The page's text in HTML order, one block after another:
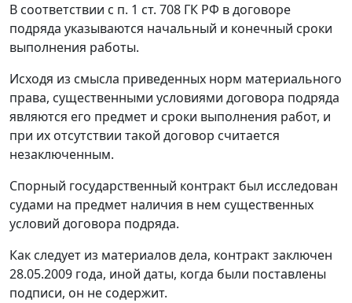
В соответствии с п. 1 ст. 708 ГК РФ в договоре
подряда указываются начальный и конечный сроки
выполнения работы.
Исходя из смысла приведенных норм материального
права, существенными условиями договора подряда
являются его предмет и сроки выполнения работ, и
при их отсутствии такой договор считается
незаключенным.
Спорный государственный контракт был исследован
судами на предмет наличия в нем существенных
условий договора подряда.
Как следует из материалов дела, контракт заключен
28.05.2009 года, иной даты, когда были поставлены
подписи, он не содержит.